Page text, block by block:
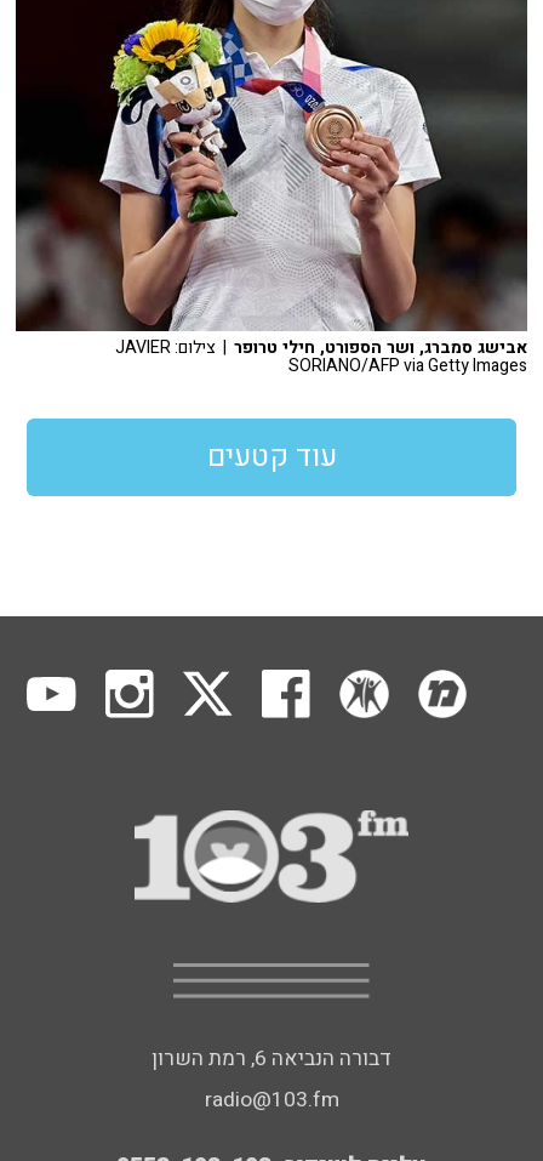
אבישג סמברג, ושר הספורט, חילי טרופר | צילום: JAVIER
SORIANO/AFP via Getty Images
עוד קטעים
דבורה הנביאה 6, רמת השרון
radio@103.fm